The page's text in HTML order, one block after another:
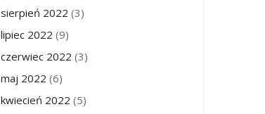
sierpień 2022 (3)
lipiec 2022 (9)
czerwiec 2022 (3)
maj 2022 (6)
kwiecień 2022 (5)